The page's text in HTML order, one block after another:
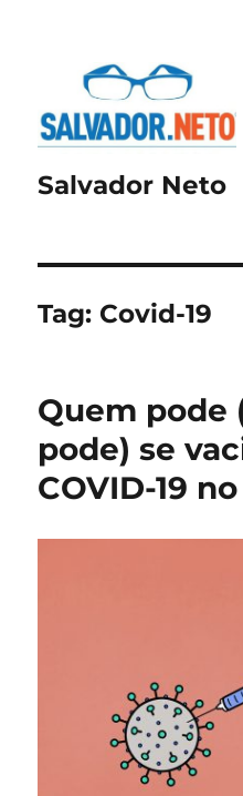
Salvador Neto
Tag: Covid-19
Quem pode
pode) se
COVID-19